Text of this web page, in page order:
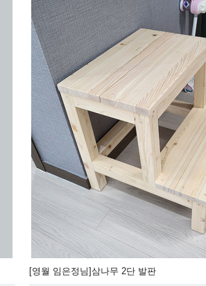
[영월 임은정님]삼나무 2단 발판